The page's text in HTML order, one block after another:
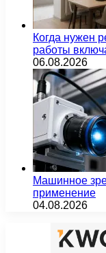
Когда нужен
работы
06.08.2026
Машинное
применение
04.08.2026